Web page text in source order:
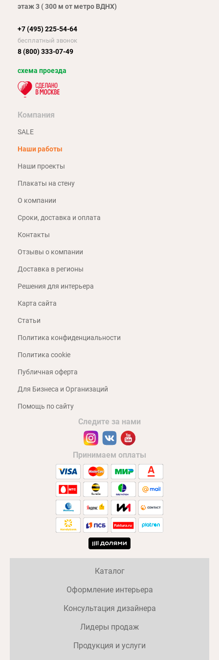
этаж 3 ( 300 м от метро ВДНХ)
+7 (495) 225-54-64
бесплатный звонок
8 (800) 333-07-49
схема проезда
Компания
SALE
Наши работы
Наши проекты
Плакаты на стену
О компании
Сроки, доставка и оплата
Контакты
Отзывы о компании
Доставка в регионы
Решения для интерьера
Карта сайта
Статьи
Политика конфиденциальности
Политика cookie
Публичная оферта
Для Бизнеса и Организаций
Помощь по сайту
Следите за нами
Принимаем оплаты
Каталог
Оформление интерьера
Консультация дизайнера
Лидеры продаж
Продукция и услуги